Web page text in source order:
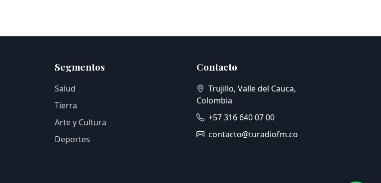
Segmentos
Salud
Tierra
Arte y Cultura
Deportes
Contacto
Trujillo, Valle del Cauca,
Colombia
+57 316 640 07 00
contacto@turadiofm.co